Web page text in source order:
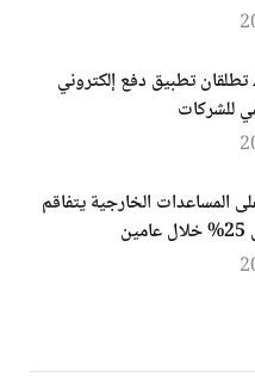
ماستركارد وAFS تطلقان تطبيق دفع إلكتروني
للشركات
المساعدات الخارجية يتفاقم